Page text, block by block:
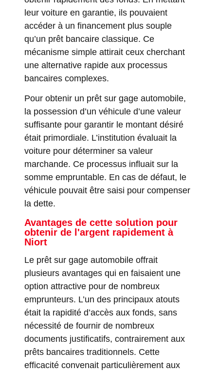
leur voiture en garantie, ils pouvaient
accéder à un financement plus souple
qu’un prêt bancaire classique. Ce
mécanisme simple attirait ceux cherchant
une alternative rapide aux processus
bancaires complexes.
Pour obtenir un prêt sur gage automobile,
la possession d’un véhicule d’une valeur
suffisante pour garantir le montant désiré
était primordiale. L’institution évaluait la
voiture pour déterminer sa valeur
marchande. Ce processus influait sur la
somme empruntable. En cas de défaut, le
véhicule pouvait être saisi pour compenser
la dette.
Avantages de cette solution pour
obtenir de l'argent rapidement à
Niort
Le prêt sur gage automobile offrait
plusieurs avantages qui en faisaient une
option attractive pour de nombreux
emprunteurs. L’un des principaux atouts
était la rapidité d’accès aux fonds, sans
nécessité de fournir de nombreux
documents justificatifs, contrairement aux
prêts bancaires traditionnels. Cette
efficacité convenait particulièrement aux